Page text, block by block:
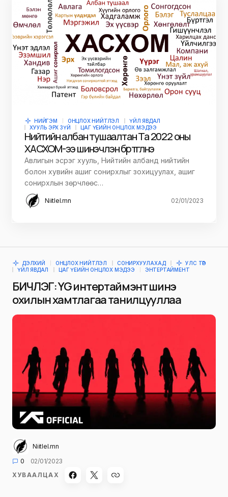
НИЙГЭМ ОНЦЛОХ НИЙТЛЭЛ
ҮЙЛ ЯВДАЛ
ХУУЛЬ ЭРХ ЗҮЙ
ЦАГ ҮЕИЙН ОНЦЛОХ МЭДЭЭ
Нийтийн албан тушаалтан Та 2022 оны
ХАСХОМ-ээ шинэчлэн бүртгүүлнэ үү
Авлигын эсрэг хууль, Нийтийн албанд нийтийн
болон хувийн ашиг сонирхлыг зохицуулах, ашиг
сонирхлын зөрчлөөс…
Niitlel.mn 02/01/2023
ДЭЛХИЙ ОНЦЛОХ НИЙТЛЭЛ СОНИРХУУЛАХАД
УЛС ТӨР
ҮЙЛ ЯВДАЛ
ЦАГ ҮЕИЙН ОНЦЛОХ МЭДЭЭ ЭНТЕРТАЙМЕНТ
БИЧЛЭГ: YG интертаймэнт шинэ
охилын хамтлагаа танилцууллаа
Niitlel.mn
0
02/01/2023
ХУВААЛЦАХ